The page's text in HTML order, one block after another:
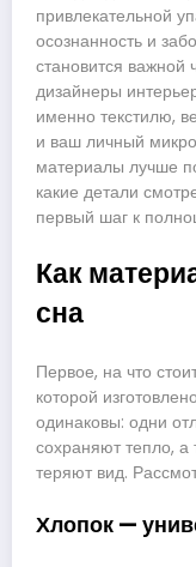
привлекательной
осознанность и
становится
дизайнеры
именно текстилю,
и ваш личный
материалы лучше
какие детали
первый шаг к
Как
сна
Первое, на что
которой
одинаковы: одни
сохраняют тепло,
теряют вид.
Хлопок —